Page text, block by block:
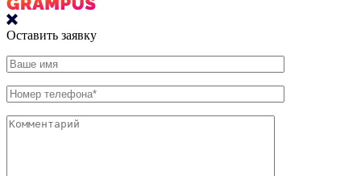
Оставить заявку